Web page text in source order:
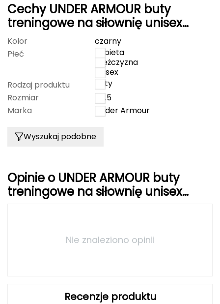
F
FASHY
G
GIVOVA
Gerber
Giant Dragon
Cechy UNDER ARMOUR buty
treningowe na siłownię unisex
Reign Lifter
Kolor
czarny
Płeć
kobieta
mężczyzna
unisex
Rodzaj produktu
buty
Rozmiar
40.5
Marka
Under Armour
Wyszukaj podobne
Opinie o UNDER ARMOUR buty
treningowe na siłownię unisex
Nie znaleziono opinii
Recenzje produktu